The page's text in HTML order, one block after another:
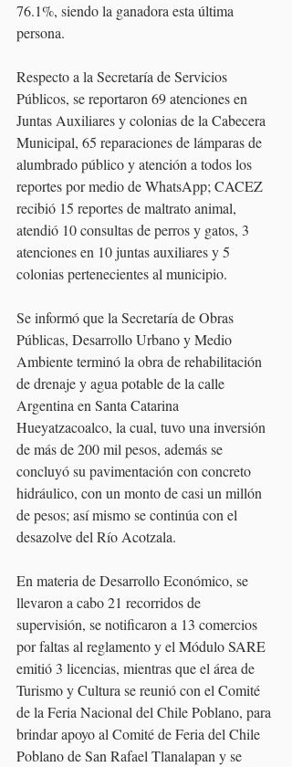
76.1%, siendo la ganadora esta última
persona.
Respecto a la Secretaría de Servicios
Públicos, se reportaron 69 atenciones en
Juntas Auxiliares y colonias de la Cabecera
Municipal, 65 reparaciones de lámparas de
alumbrado público y atención a todos los
reportes por medio de WhatsApp; CACEZ
recibió 15 reportes de maltrato animal,
atendió 10 consultas de perros y gatos, 3
atenciones en 10 juntas auxiliares y 5
colonias pertenecientes al municipio.
Se informó que la Secretaría de Obras
Públicas, Desarrollo Urbano y Medio
Ambiente terminó la obra de rehabilitación
de drenaje y agua potable de la calle
Argentina en Santa Catarina
Hueyatzacoalco, la cual, tuvo una inversión
de más de 200 mil pesos, además se
concluyó su pavimentación con concreto
hidráulico, con un monto de casi un millón
de pesos; así mismo se continúa con el
desazolve del Río Acotzala.
En materia de Desarrollo Económico, se
llevaron a cabo 21 recorridos de
supervisión, se notificaron a 13 comercios
por faltas al reglamento y el Módulo SARE
emitió 3 licencias, mientras que el área de
Turismo y Cultura se reunió con el Comité
de la Feria Nacional del Chile Poblano, para
brindar apoyo al Comité de Feria del Chile
Poblano de San Rafael Tlanalapan y se